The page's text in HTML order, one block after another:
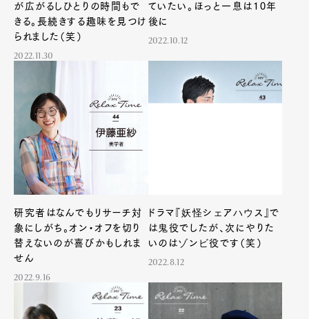
が広がるしひとりの時間もで
きる。長続きする趣味を見つけ
られました（笑）
2022.11.30
ていたい。ほっと一息は10年
後に
2022.10.12
研究者はなんでもリサーチ対
象にしがち。オン・オフを切り
替えないのが喜びかもしれま
せん
2022.9.16
ドラマ『妖怪シェアハウス』で
は鬼役でしたが、次にやりた
いのはゾンビ役です（笑）
2022.8.12